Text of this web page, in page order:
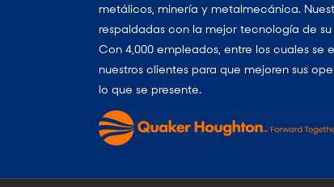
metálicos, minería y metalmecánica.
respaldadas con la mejor tecnología de
Con 4,000 empleados, entre los cuales se
nuestros clientes para que mejoren sus
lo que se presente.